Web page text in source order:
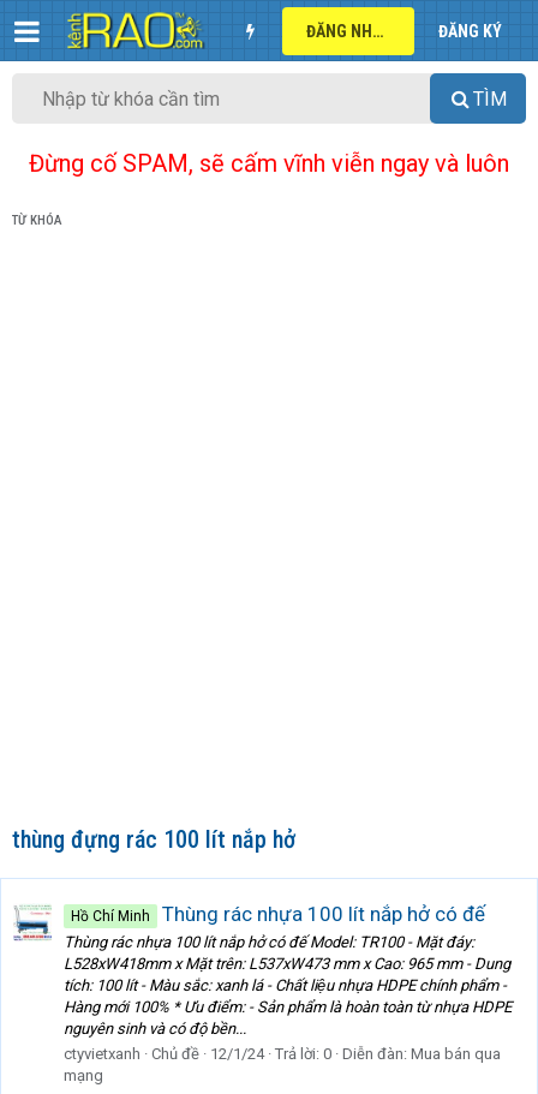
ĐĂNG NHẬP ĐĂNG KÝ
TÌM
Đừng cố SPAM, sẽ cấm vĩnh viễn ngay và luôn
TỪ KHÓA
thùng đựng rác 100 lít nắp hở
Hồ Chí Minh Thùng rác nhựa 100 lít nắp hở có đế
Thùng rác nhựa 100 lít nắp hở có đế Model: TR100 - Mặt đáy:
L528xW418mm x Mặt trên: L537xW473 mm x Cao: 965 mm - Dung
tích: 100 lít - Màu sắc: xanh lá - Chất liệu nhựa HDPE chính phẩm -
Hàng mới 100% * Ưu điểm: - Sản phẩm là hoàn toàn từ nhựa HDPE
nguyên sinh và có độ bền...
ctyvietxanh
Chủ đề 12/1/24 Trả lời: 0 Diễn đàn: Mua bán qua
mạng